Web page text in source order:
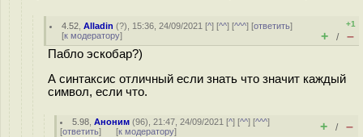
4.52 ,Alladin (?), 15:36, 24/09/2021 [^] [^^] [^^^] [ответить]
[к модератору]
+1
+ / –
Пабло эскобар?)
А синтаксис отличный если знать что значит каждый
символ, если что.
5.98 ,Аноним (96), 21:47, 24/09/2021 [^] [^^] [^^^]
[ответить] [к модератору] + / –